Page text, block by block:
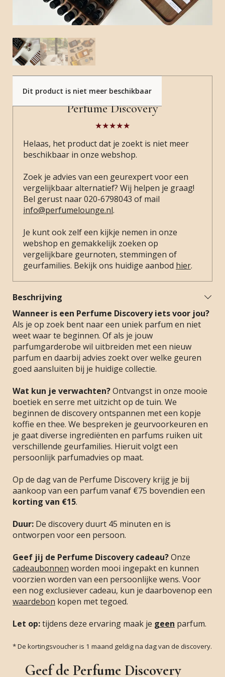
Dit product is niet meer beschikbaar
Perfume Lounge
Perfume Discovery
Helaas, het product dat je zoekt is niet meer
beschikbaar in onze webshop.
Zoek je advies van een geurexpert voor een
vergelijkbaar alternatief? Wij helpen je graag!
Bel gerust naar 020-6798043 of mail
info@perfumelounge.nl.
Je kunt ook zelf een kijkje nemen in onze
webshop en gemakkelijk zoeken op
vergelijkbare geurnoten, stemmingen of
geurfamilies. Bekijk ons huidige aanbod hier.
Beschrijving
Wanneer is een Perfume Discovery iets voor jou?
Als je op zoek bent naar een uniek parfum en niet
weet waar te beginnen. Of als je jouw
parfumgarderobe wil uitbreiden met een nieuw
parfum en daarbij advies zoekt over welke geuren
goed aansluiten bij je huidige collectie.
Wat kun je verwachten?Ontvangst in onze mooie
boetiek en serre met uitzicht op de tuin. We
beginnen de discovery ontspannen met een kopje
koffie en thee. We bespreken je geurvoorkeuren en
je gaat diverse ingrediënten en parfums ruiken uit
verschillende geurfamilies. Hieruit volgt een
persoonlijk parfumadvies op maat.
Op de dag van de Perfume Discovery krijg je bij
aankoop van een parfum vanaf €75 bovendien een
korting van €15.
Duur: De discovery duurt 45 minuten en is
ontworpen voor een persoon.
Geef jij de Perfume Discovery cadeau?Onze
cadeaubonnen worden mooi ingepakt en kunnen
voorzien worden van een persoonlijke wens. Voor
een nog exclusiever cadeau, kun je daarbovenop een
waardebon kopen met tegoed.
Let op:tijdens deze ervaring maak je geen parfum.
* De kortingsvoucher is 1 maand geldig na dag van de discovery.
Geef de Perfume Discovery